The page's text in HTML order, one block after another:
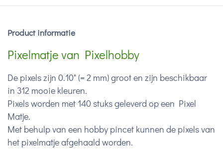
Product informatie
Pixelmatje van Pixelhobby
De pixels zijn 0.10" (= 2 mm) groot en zijn beschikbaar
in 312 mooie kleuren.
Pixels worden met 140 stuks geleverd op een Pixel
Matje.
Met behulp van een hobby pincet kunnen de pixels van
het pixelmatje afgehaald worden.